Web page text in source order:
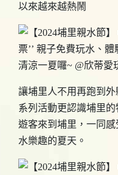
以來越來越熱鬧
讓埔里人不用再跑到
系列活動更認識埔里
遊客來到埔里，一同
水樂趣的夏天。